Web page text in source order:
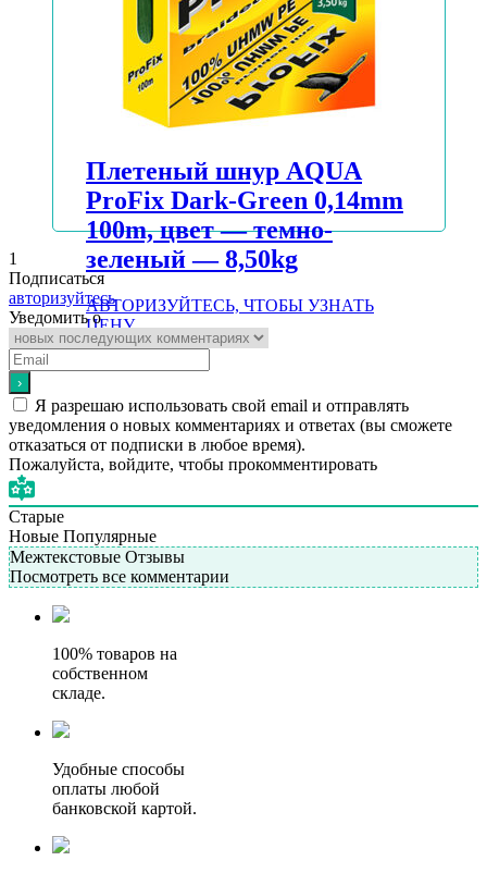
Плетеный шнур AQUA
ProFix Dark-Green 0,14mm
100m, цвет — темно-
зеленый — 8,50kg
АВТОРИЗУЙТЕСЬ, ЧТОБЫ УЗНАТЬ
ЦЕНУ
1
Подписаться
авторизуйтесь
Уведомить о
Я разрешаю использовать свой email и отправлять
уведомления о новых комментариях и ответах (вы cможете
отказаться от подписки в любое время).
Пожалуйста, войдите, чтобы прокомментировать
Старые
Новые Популярные
Межтекстовые Отзывы
Посмотреть все комментарии
100% товаров на
собственном
складе.
Удобные способы
оплаты любой
банковской картой.